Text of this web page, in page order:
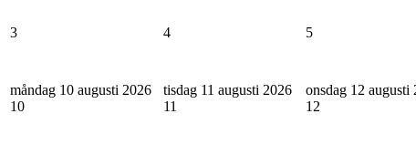
3 4 5
måndag 10 augusti 2026
10
tisdag 11 augusti 2026
11
onsdag 12 augusti
12